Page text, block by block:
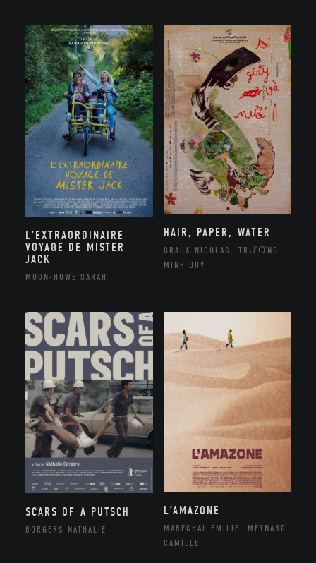
L’EXTRAORDINAIRE
VOYAGE DE MISTER
JACK
MOON-HOWE SARAH
HAIR, PAPER, WATER
GRAUX NICOLAS, TRƯƠNG
MINH QUÝ
SCARS OF A PUTSCH
BORGERS NATHALIE
L’AMAZONE
MARÉCHAL EMILIE, MEYNARD
CAMILLE